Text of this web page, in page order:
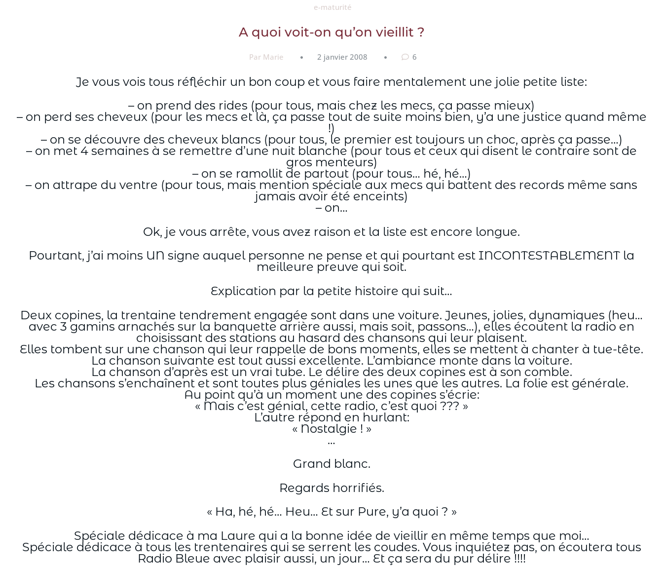
e-maturité
A quoi voit-on qu’on vieillit ?
Par Marie 2 janvier 2008 6
Je vous vois tous réfléchir un bon coup et vous faire mentalement une jolie petite liste:
– on prend des rides (pour tous, mais chez les mecs, ça passe mieux)
– on perd ses cheveux (pour les mecs et là, ça passe tout de suite moins bien, y’a une justice quand même
!)
– on se découvre des cheveux blancs (pour tous, le premier est toujours un choc, après ça passe…)
– on met 4 semaines à se remettre d’une nuit blanche (pour tous et ceux qui disent le contraire sont de
gros menteurs)
– on se ramollit de partout (pour tous… hé, hé…)
– on attrape du ventre (pour tous, mais mention spéciale aux mecs qui battent des records même sans
jamais avoir été enceints)
– on…
Ok, je vous arrête, vous avez raison et la liste est encore longue.
Pourtant, j’ai moins UN signe auquel personne ne pense et qui pourtant est INCONTESTABLEMENT la
meilleure preuve qui soit.
Explication par la petite histoire qui suit…
Deux copines, la trentaine tendrement engagée sont dans une voiture. Jeunes, jolies, dynamiques (heu…
avec 3 gamins arnachés sur la banquette arrière aussi, mais soit, passons…), elles écoutent la radio en
choisissant des stations au hasard des chansons qui leur plaisent.
Elles tombent sur une chanson qui leur rappelle de bons moments, elles se mettent à chanter à tue-tête.
La chanson suivante est tout aussi excellente. L’ambiance monte dans la voiture.
La chanson d’après est un vrai tube. Le délire des deux copines est à son comble.
Les chansons s’enchaînent et sont toutes plus géniales les unes que les autres. La folie est générale.
Au point qu’à un moment une des copines s’écrie:
« Mais c’est génial, cette radio, c’est quoi ??? »
L’autre répond en hurlant:
« Nostalgie ! »
…
Grand blanc.
Regards horrifiés.
« Ha, hé, hé… Heu… Et sur Pure, y’a quoi ? »
Spéciale dédicace à ma Laure qui a la bonne idée de vieillir en même temps que moi…
Spéciale dédicace à tous les trentenaires qui se serrent les coudes. Vous inquiétez pas, on écoutera tous
Radio Bleue avec plaisir aussi, un jour… Et ça sera du pur délire !!!!